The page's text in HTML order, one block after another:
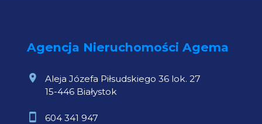
Agencja Nieruchomości Agema
Aleja Józefa Piłsudskiego 36 lok. 27
15-446 Białystok
604 341 947